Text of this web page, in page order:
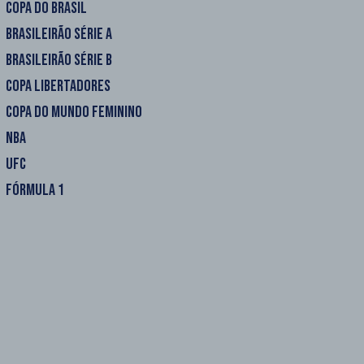
COPA DO BRASIL
BRASILEIRÃO SÉRIE A
BRASILEIRÃO SÉRIE B
COPA LIBERTADORES
COPA DO MUNDO FEMININO
NBA
UFC
FÓRMULA 1